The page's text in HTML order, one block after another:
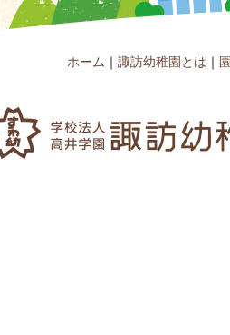
ホーム ｜ 諏訪幼稚園とは ｜